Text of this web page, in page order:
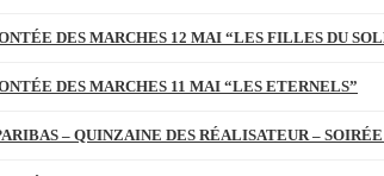
DES MARCHES 12 MAI “LES FILLES DU
DES MARCHES 11 MAI “LES ETERNELS”
– QUINZAINE DES RÉALISATEUR –